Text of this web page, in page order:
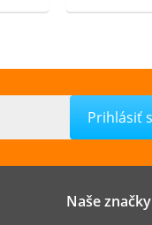
Naše značky